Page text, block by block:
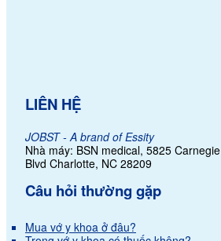
LIÊN HỆ
JOBST - A brand of Essity
Nhà máy: BSN medical, 5825 Carnegie
Blvd Charlotte, NC 28209
Câu hỏi thường gặp
Mua vớ y khoa ở đâu?